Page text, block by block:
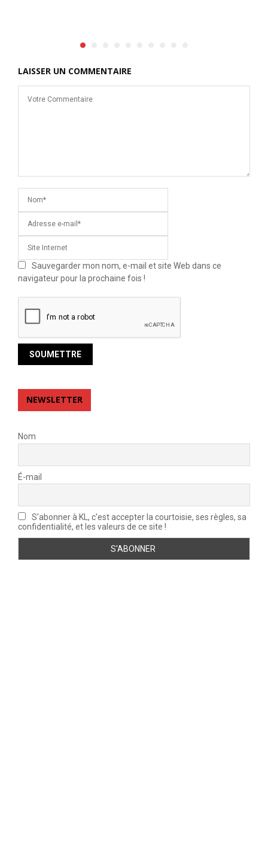
LAISSER UN COMMENTAIRE
Sauvegarder mon nom, e-mail et site Web dans ce
navigateur pour la prochaine fois !
NEWSLETTER
Nom
É-mail
S'abonner à KL, c'est accepter la courtoisie, ses règles, sa
confidentialité, et les valeurs de ce site !